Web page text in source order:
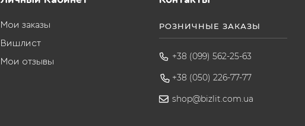
Мои заказы
Вишлист
Мои отзывы
РОЗНИЧНЫЕ ЗАКАЗЫ
+38 (099) 562-25-63
+38 (050) 226-77-77
shop@bizlit.com.ua